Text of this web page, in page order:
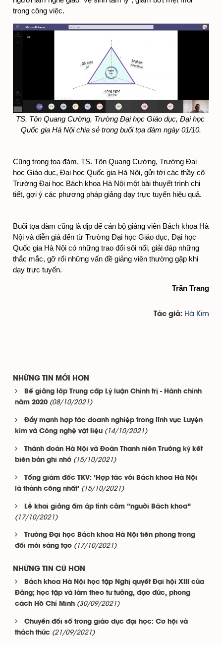
trong công việc.
TS. Tôn Quang Cường, Trường Đại học Giáo dục, Đại học
Quốc gia Hà Nội chia sẻ trong buổi tọa đàm ngày 01/10.
Cũng trong tọa đàm, TS. Tôn Quang Cường, Trường Đại
học Giáo dục, Đại học Quốc gia Hà Nội, gửi tới các thầy cô
Trường Đại học Bách khoa Hà Nội một bài thuyết trình chi
tiết, gợi ý các phương pháp giảng dạy trực tuyến hiệu quả.
Buổi tọa đàm cũng là dịp để cán bộ giảng viên Bách khoa Hà
Nội và diễn giả đến từ Trường Đại học Giáo dục, Đại học
Quốc gia Hà Nội có những trao đổi sôi nổi, giải đáp những
thắc mắc, gỡ rối những vấn đề giảng viên thường gặp khi
dạy trực tuyến.
Trần Trang
Tác giả: Hà Kim
NHỮNG TIN MỚI HƠN
Bế giảng lớp Trung cấp Lý luận Chính trị - Hành chính
năm 2020 (08/10/2021)
Đẩy mạnh hợp tác doanh nghiệp trong lĩnh vực Luyện
kim và Công nghệ vật liệu (14/10/2021)
Thành đoàn Hà Nội và Đoàn Thanh niên Trường ký kết
biên bản ghi nhớ (15/10/2021)
Tổng giám đốc TKV: ‘Hợp tác với Bách khoa Hà Nội
là thành công nhất’ (15/10/2021)
Lễ khai giảng ấm áp tình cảm “người Bách khoa”
(17/10/2021)
Trường Đại học Bách khoa Hà Nội tiên phong trong
đổi mới sáng tạo (17/10/2021)
NHỮNG TIN CŨ HƠN
Bách khoa Hà Nội học tập Nghị quyết Đại hội XIII của
Đảng; học tập và làm theo tư tưởng, đạo đức, phong
cách Hồ Chí Minh (30/09/2021)
Chuyển đổi số trong giáo dục đại học: Cơ hội và
thách thức (21/09/2021)